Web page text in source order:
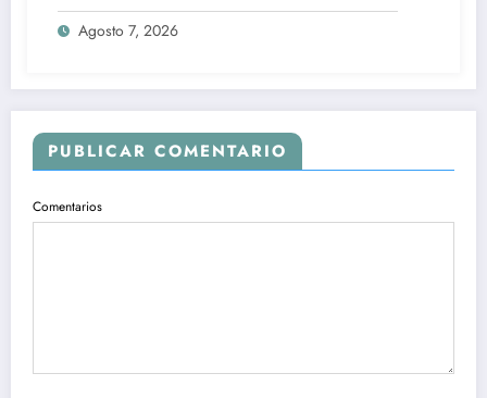
Agosto 7, 2026
PUBLICAR COMENTARIO
Comentarios